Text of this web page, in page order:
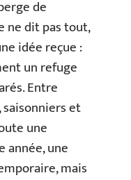
de
ne dit pas tout,
idée reçue :
un refuge
Entre
et
une
année, une
mais